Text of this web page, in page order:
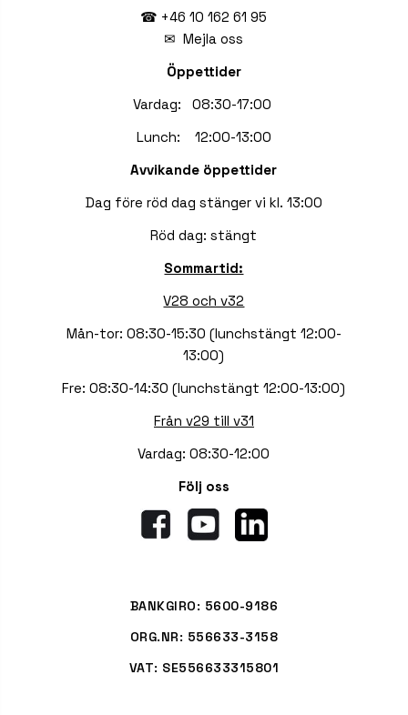
☎ +46 10 162 61 95
✉Mejla oss
Öppettider
Vardag: 08:30-17:00
Lunch: 12:00-13:00
Avvikande öppettider
Dag före röd dag stänger vi kl. 13:00
Röd dag: stängt
Sommartid:
V28 och v32
Mån-tor: 08:30-15:30 (lunchstängt 12:00-
13:00)
Fre: 08:30-14:30 (lunchstängt 12:00-13:00)
Från v29 till v31
Vardag: 08:30-12:00
Följ oss
BANKGIRO: 5600-9186
ORG.NR: 556633-3158
VAT: SE556633315801